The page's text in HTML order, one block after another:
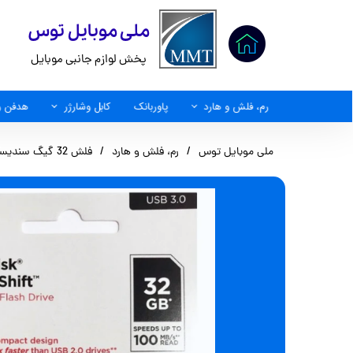
​ملی موبایل توس
پخش لوازم جانبی موبایل
رم، فلش و هارد پاوربانک کابل وشارژر هدفن
ملی موبایل توس رم، فلش و هارد فلش 32 گیگ سندیسک usb3.2 مدل SDCZ410